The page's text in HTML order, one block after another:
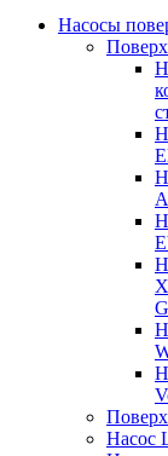
Насосы
Насос